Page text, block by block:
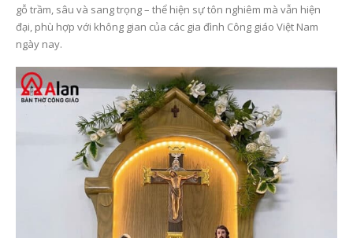
gỗ trầm, sâu và sang trọng – thể hiện sự tôn nghiêm mà vẫn hiện
đại, phù hợp với không gian của các gia đình Công giáo Việt Nam
ngày nay.